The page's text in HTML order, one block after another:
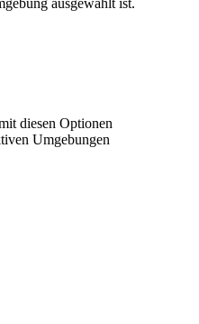
ausgewählt ist.
diesen Optionen
Umgebungen